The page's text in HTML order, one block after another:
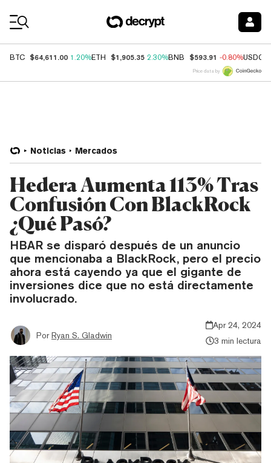
BTC $64,611.00 1.20%ETH $1,905.35 2.30%BNB $593.91 -0.80%USDC
Price data by
Noticias Mercados
Hedera Aumenta 113% Tras
Confusión Con BlackRock
¿Qué Pasó?
HBAR se disparó después de un anuncio
que mencionaba a BlackRock, pero el precio
ahora está cayendo ya que el gigante de
inversiones dice que no está directamente
involucrado.
Por Ryan S. Gladwin
Apr 24, 2024
3 min lectura